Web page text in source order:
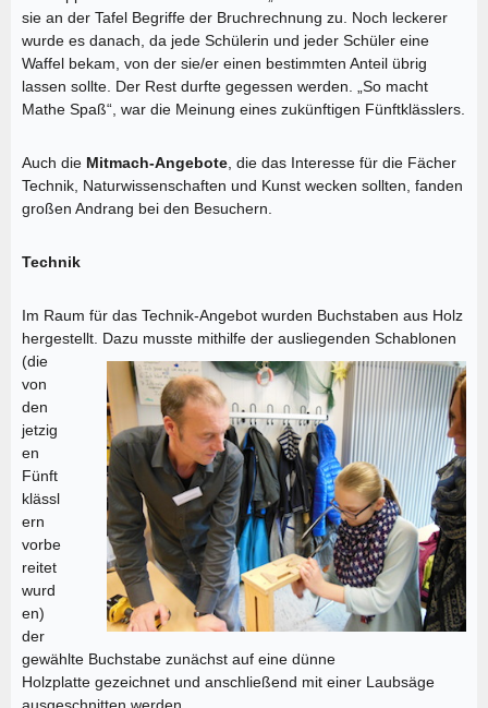
sie an der Tafel Begriffe der Bruchrechnung zu. Noch leckerer
wurde es danach, da jede Schülerin und jeder Schüler eine
Waffel bekam, von der sie/er einen bestimmten Anteil übrig
lassen sollte. Der Rest durfte gegessen werden. „So macht
Mathe Spaß“, war die Meinung eines zukünftigen Fünftklässlers.
Auch die Mitmach-Angebote , die das Interesse für die Fächer
Technik, Naturwissenschaften und Kunst wecken sollten, fanden
großen Andrang bei den Besuchern.
Technik
Im Raum für das Technik-Angebot wurden Buchstaben aus Holz
hergestellt. Dazu musste mithilfe der ausliegenden Schablonen
(die
von
den
jetzig
en
Fünft
klässl
ern
vorbe
reitet
wurd
en)
der
gewählte Buchstabe zunächst auf eine dünne
Holzplatte gezeichnet und anschließend mit einer Laubsäge